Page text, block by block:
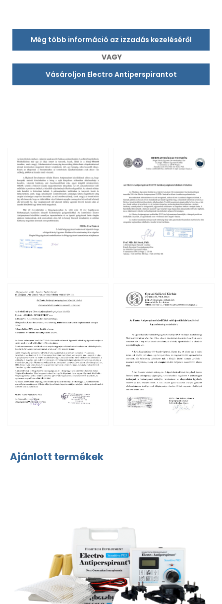
Még több információ az izzadás kezeléséről
VAGY
Vásároljon Electro Antiperspirantot
Ajánlott termékek